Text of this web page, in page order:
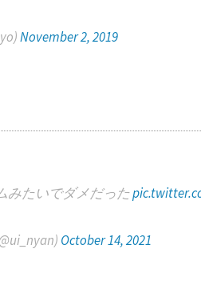
November 2, 2019
みたいでダメだった
October 14, 2021